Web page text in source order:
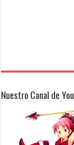
Nuestro Canal de